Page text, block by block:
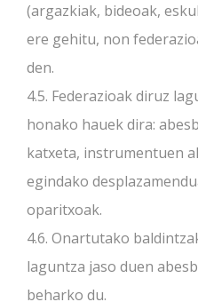
(argazkiak, bideoak,
ere gehitu, non
den.
4.5. Federazioak diruz
honako hauek dira:
katxeta, instrumentuen
egindako
oparitxoak.
4.6. Onartutako
laguntza jaso duen
beharko du.